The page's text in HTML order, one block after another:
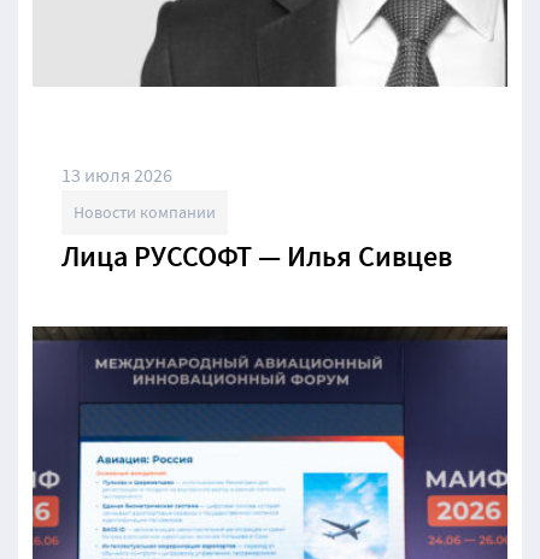
13 июля 2026
Новости компании
Лица РУССОФТ — Илья Сивцев